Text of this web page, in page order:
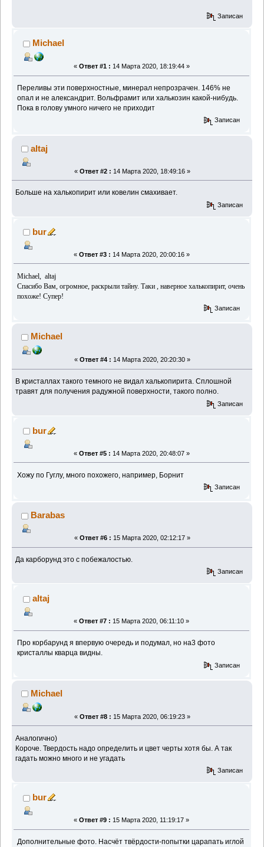
Записан
Michael
« Ответ #1 : 14 Марта 2020, 18:19:44 »
Переливы эти поверхностные, минерал непрозрачен. 146% не
опал и не александрит. Вольфрамит или халькозин какой-нибудь.
Пока в голову умного ничего не приходит
Записан
altaj
« Ответ #2 : 14 Марта 2020, 18:49:16 »
Больше на халькопирит или ковелин смахивает.
Записан
bur
« Ответ #3 : 14 Марта 2020, 20:00:16 »
Michael, altaj
Спасибо Вам, огромное, раскрыли тайну. Таки , наверное халькопирит, очень
похоже! Супер!
Записан
Michael
« Ответ #4 : 14 Марта 2020, 20:20:30 »
В кристаллах такого темного не видал халькопирита. Сплошной
травят для получения радужной поверхности, такого полно.
Записан
bur
« Ответ #5 : 14 Марта 2020, 20:48:07 »
Хожу по Гуглу, много похожего, например, Борнит
Записан
Barabas
« Ответ #6 : 15 Марта 2020, 02:12:17 »
Да карборунд это с побежалостью.
Записан
altaj
« Ответ #7 : 15 Марта 2020, 06:11:10 »
Про корбарунд я впервую очередь и подумал, но на3 фото
кристаллы кварца видны.
Записан
Michael
« Ответ #8 : 15 Марта 2020, 06:19:23 »
Аналогично)
Короче. Твердость надо определить и цвет черты хотя бы. А так
гадать можно много и не угадать
Записан
bur
« Ответ #9 : 15 Марта 2020, 11:19:17 »
Дополнительные фото. Насчёт твёрдости-попытки царапать иглой